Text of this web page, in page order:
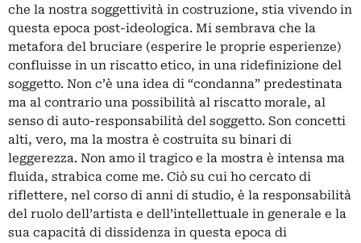
che la nostra soggettività in costruzione, stia vivendo in
questa epoca post-ideologica. Mi sembrava che la
metafora del bruciare (esperire le proprie esperienze)
confluisse in un riscatto etico, in una ridefinizione del
soggetto. Non c’è una idea di “condanna” predestinata
ma al contrario una possibilità al riscatto morale, al
senso di auto-responsabilità del soggetto. Son concetti
alti, vero, ma la mostra è costruita su binari di
leggerezza. Non amo il tragico e la mostra è intensa ma
fluida, strabica come me. Ciò su cui ho cercato di
riflettere, nel corso di anni di studio, è la responsabilità
del ruolo dell’artista e dell’intellettuale in generale e la
sua capacità di dissidenza in questa epoca di